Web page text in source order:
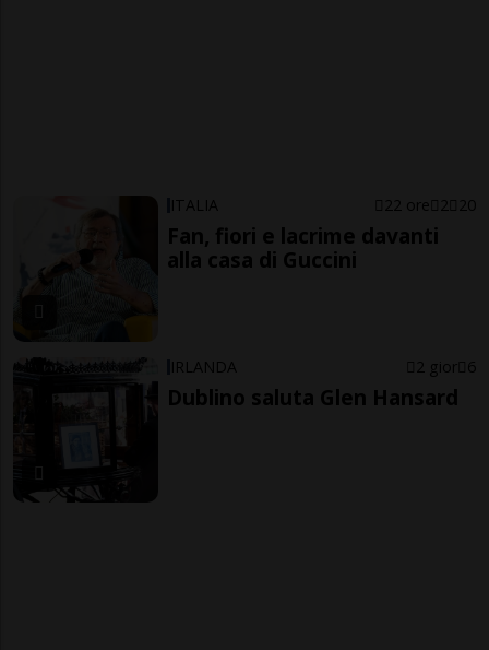
ITALIA 22 ore 2 20
Fan, fiori e lacrime davanti
alla casa di Guccini
IRLANDA 2 gior 6
Dublino saluta Glen Hansard